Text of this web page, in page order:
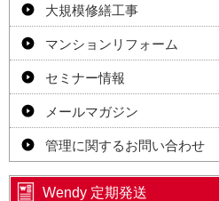
大規模修繕工事
マンションリフォーム
セミナー情報
メールマガジン
管理に関するお問い合わせ
Wendy 定期発送